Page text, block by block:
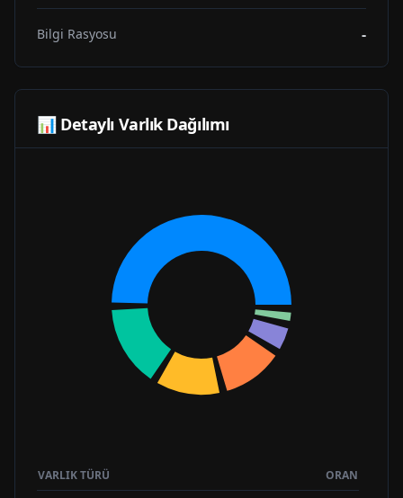
Bilgi Rasyosu -
📊 Detaylı Varlık Dağılımı
VARLIK TÜRÜ ORAN